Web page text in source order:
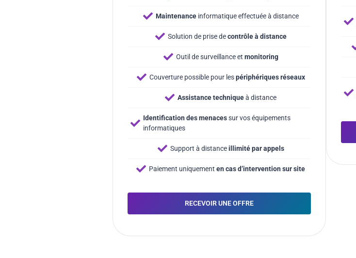
Maintenanceinformatique effectuée à distance
Solution de prise decontrôle à distance
Outil de surveillance et monitoring
Couverture possible pour lespériphériques réseaux
Assistance techniqueà distance
Identification des menacessur vos équipements
informatiques
Support à distanceillimité par appels
Paiement uniquement en cas d’intervention sur site
RECEVOIR UNE OFFRE